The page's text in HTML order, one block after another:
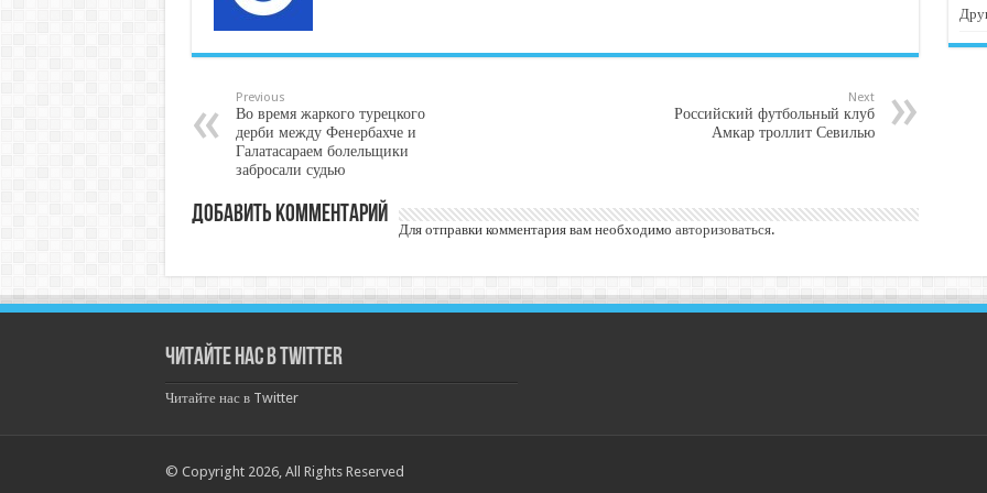
Previous
Во время жаркого турецкого
дерби между Фенербахче и
Галатасараем болельщики
забросали судью
Next
Российский футбольный клуб
Амкар троллит Севилью
Добавить комментарий
Для отправки комментария вам необходимо авторизоваться.
Читайте нас в Twitter
Читайте нас в Twitter
© Copyright 2026, All Rights Reserved